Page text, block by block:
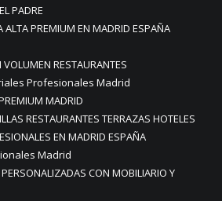
PADRE
ALTA PREMIUM EN MADRID ESPAÑA
RESTAURANTES
Profesionales Madrid
MADRID
RESTAURANTES TERRAZAS HOTELES
EN MADRID ESPAÑA
Madrid
CON MOBILIARIO Y